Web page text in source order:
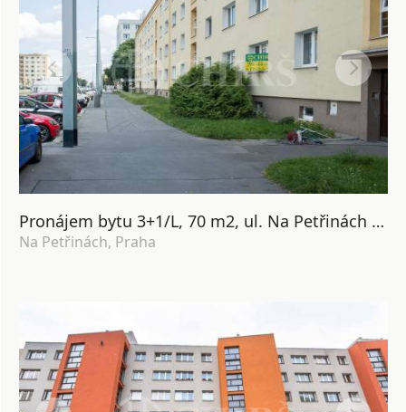
Pronájem bytu 3+1/L, 70 m2, ul. Na Petřinách 1715/65, Praha 6 - Petřiny
Na Petřinách, Praha